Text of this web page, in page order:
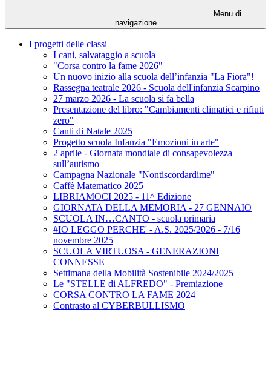
Menu di
navigazione
I progetti delle classi
I cani, salvataggio a scuola
"Corsa contro la fame 2026"
Un nuovo inizio alla scuola dell’infanzia "La Fiora"!
Rassegna teatrale 2026 - Scuola dell'infanzia Scarpino
27 marzo 2026 - La scuola si fa bella
Presentazione del libro: "Cambiamenti climatici e rifiuti
zero"
Canti di Natale 2025
Progetto scuola Infanzia "Emozioni in arte"
2 aprile - Giornata mondiale di consapevolezza
sull’autismo
Campagna Nazionale "Nontiscordardime"
Caffè Matematico 2025
LIBRIAMOCI 2025 - 11^ Edizione
GIORNATA DELLA MEMORIA - 27 GENNAIO
SCUOLA IN…CANTO - scuola primaria
#IO LEGGO PERCHE' - A.S. 2025/2026 - 7/16
novembre 2025
SCUOLA VIRTUOSA - GENERAZIONI
CONNESSE
Settimana della Mobilità Sostenibile 2024/2025
Le "STELLE di ALFREDO" - Premiazione
CORSA CONTRO LA FAME 2024
Contrasto al CYBERBULLISMO